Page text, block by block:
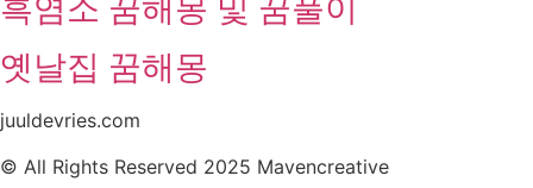
흑염소 꿈해몽 및 꿈풀이
옛날집 꿈해몽
juuldevries.com
© All Rights Reserved 2025 Mavencreative